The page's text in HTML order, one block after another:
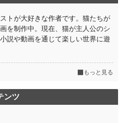
トが大好きな作者です。猫たちが
を制作中。現在、猫が主人公のシ
説や動画を通じて楽しい世界に遊
もっと見る
ンツ